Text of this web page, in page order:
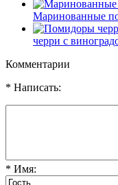
Маринованные
черри с
Комментарии
* Написать:
* Имя: